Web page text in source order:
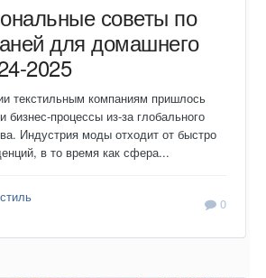
советы по
для домашнего
2025
текстильным компаниям пришлось
бизнес-процессы из-за глобального
Индустрия моды отходит от быстро
в то время как сфера...
0